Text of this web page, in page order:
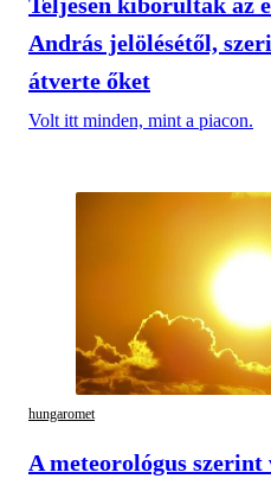
András jelölésétől,
átverte őket
Volt itt minden, mint a piacon.
hungaromet
A meteorológus